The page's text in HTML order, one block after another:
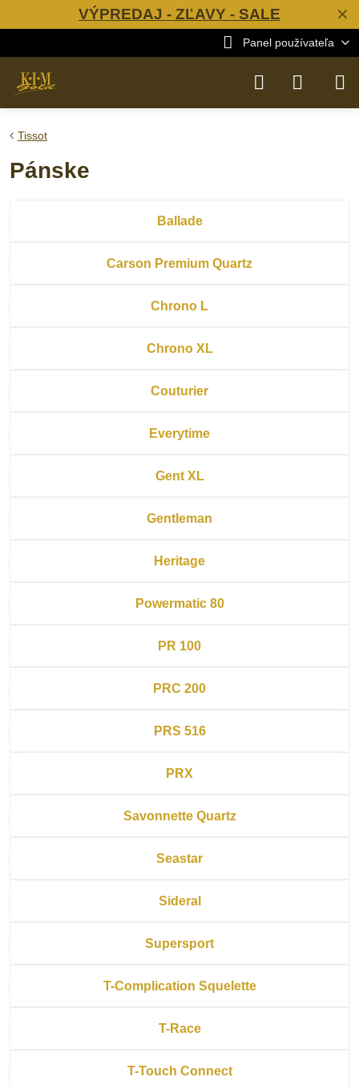
✕
VÝPREDAJ - ZĽAVY - SALE
Panel používateľa
Tissot
Pánske
Ballade
Carson Premium Quartz
Chrono L
Chrono XL
Couturier
Everytime
Gent XL
Gentleman
Heritage
Powermatic 80
PR 100
PRC 200
PRS 516
PRX
Savonnette Quartz
Seastar
Sideral
Supersport
T-Complication Squelette
T-Race
T-Touch Connect